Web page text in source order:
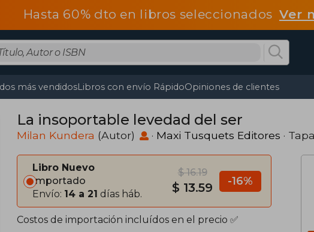
Hasta 60% dto en libros seleccionadosVer
más vendidosLibros con envío RápidoOpiniones de clientes
La insoportable levedad del ser
Milan Kundera (Autor) · Maxi Tusquets Editores ·
Libro Nuevo
Importado
Envío: 14 a 21 días háb.
$ 16.19
$ 13.59 -16%
Costos de importación incluídos en el precio ✅